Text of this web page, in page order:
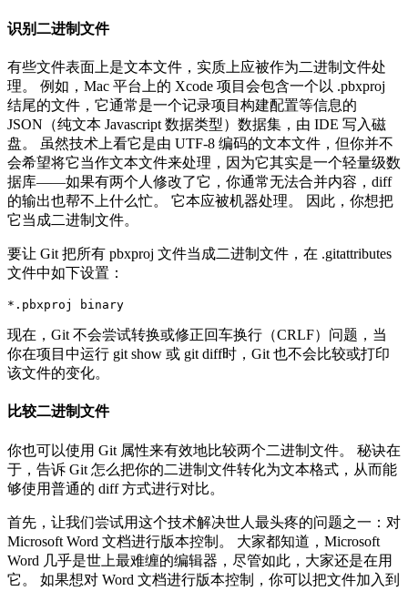
识别二进制文件
有些文件表面上是文本文件，实质上应被作为二进制文件处
理。 例如，Mac 平台上的 Xcode 项目会包含一个以 .pbxproj
结尾的文件，它通常是一个记录项目构建配置等信息的
JSON（纯文本 Javascript 数据类型）数据集，由 IDE 写入磁
盘。 虽然技术上看它是由 UTF-8 编码的文本文件，但你并不
会希望将它当作文本文件来处理，因为它其实是一个轻量级数
据库——如果有两个人修改了它，你通常无法合并内容，diff
的输出也帮不上什么忙。 它本应被机器处理。 因此，你想把
它当成二进制文件。
要让 Git 把所有 pbxproj 文件当成二进制文件，在 .gitattributes
文件中如下设置：
*.pbxproj binary
现在，Git 不会尝试转换或修正回车换行（CRLF）问题，当
你在项目中运行 git show 或 git diff时，Git 也不会比较或打印
该文件的变化。
比较二进制文件
你也可以使用 Git 属性来有效地比较两个二进制文件。 秘诀在
于，告诉 Git 怎么把你的二进制文件转化为文本格式，从而能
够使用普通的 diff 方式进行对比。
首先，让我们尝试用这个技术解决世人最头疼的问题之一：对
Microsoft Word 文档进行版本控制。 大家都知道，Microsoft
Word 几乎是世上最难缠的编辑器，尽管如此，大家还是在用
它。 如果想对 Word 文档进行版本控制，你可以把文件加入到